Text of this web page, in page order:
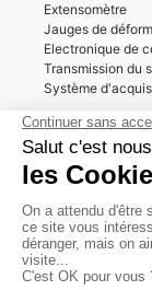
Extensomètre
Jauges de
Electronique de
Transmission du
Système
Nos
Installation jauge
Instrumentation
Acquisition de
Etalonnage et
Location
Formation